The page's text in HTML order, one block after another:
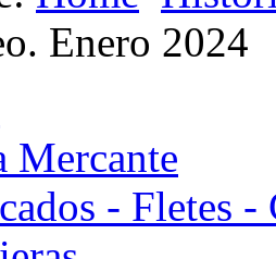
Enero 2024
Mercante
- Fletes -